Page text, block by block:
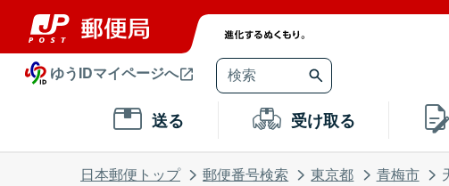
ゆうIDマイページへ
送る 受け取る
日本郵便トップ 郵便番号検索 東京都 青梅市